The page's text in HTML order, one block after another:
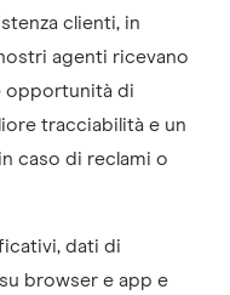
clienti, in
agenti ricevano
opportunità di
tracciabilità e un
caso di reclami o
dati di
browser e app e